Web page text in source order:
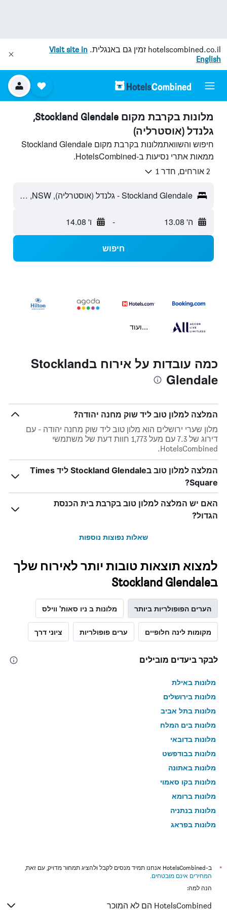
hotelscombined.co.il זמין גם באנגלית. Visit site in
English
מלונות בקרבת מקום Stockland Glendale,
גלנדל (אוסטרליה)
חיפוש והשוואתמלונות בקרבת מקום Stockland Glendale
ממאות אתרי נסיעות ב-HotelsCombined.
2 אורחים, חדר 1
Stockland Glendale - גלנדל (אוסטרליה), NSW, אוסטרליה
ה' 13.08 - ו' 14.08
חיפוש
...ועוד
כמה עובדות על אירוח בStockland
Glendale
המלצה למלון טוב ליד שוק מחנה יהודה?
מלון שערי ירושלים הוא מלון טוב ליד שוק מחנה יהודה - עם
דירוג של 7.3 עם מעל 1,773 חוות דעת של משתמשי
HotelsCombined.
המלצה למלון טוב בStockland Glendale ליד Times
Square?
האם יש המלצה למלון טוב בקרבת בית הכנסת
הגדול?
שאלות נפוצות נוספות
למצוא תוצאות טובות יותר לאירוח שלך
בStockland Glendale
הערים הפופולריות ביותר מלונות ב ניו סאות' ווילס
מקומות לינה חלופיים ערים פופולריות ציוני דרך
לבקר ביעדים מובילים
מלונות באילת
מלונות בירושלים
מלונות בתל אביב
מלונות בים המלח
מלונות בדובאי
מלונות בבודפשט
מלונות באתונה
מלונות בקו סאמוי
מלונות ברומא
מלונות בנתניה
מלונות בפראג
מלונות בניו יורק
מלונות בבנגקוק
*
ב-HotelsCombined אנחנו תמיד מנסים לקבל ולהציג תמחור מדויק, עם זאת,
המחירים אינם מובטחים.
הנה למה:
HotelsCombined הם לא המוכר